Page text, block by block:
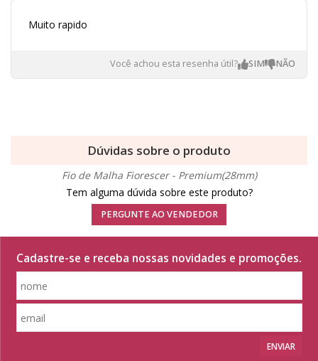
Muito rapido
Você achou esta resenha útil?
Dúvidas sobre o produto
Fio de Malha Fiorescer - Premium(28mm)
Tem alguma dúvida sobre este produto?
PERGUNTE AO VENDEDOR
Cadastre-se e receba nossas novidades e promoções.
ENVIAR